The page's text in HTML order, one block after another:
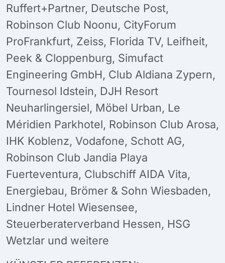
Ruffert+Partner, Deutsche Post,
Robinson Club Noonu, CityForum
ProFrankfurt, Zeiss, Florida TV, Leifheit,
Peek & Cloppenburg, Simufact
Engineering GmbH, Club Aldiana Zypern,
Tournesol Idstein, DJH Resort
Neuharlingersiel, Möbel Urban, Le
Méridien Parkhotel, Robinson Club Arosa,
IHK Koblenz, Vodafone, Schott AG,
Robinson Club Jandia Playa
Fuerteventura, Clubschiff AIDA Vita,
Energiebau, Brömer & Sohn Wiesbaden,
Lindner Hotel Wiesensee,
Steuerberaterverband Hessen, HSG
Wetzlar und weitere